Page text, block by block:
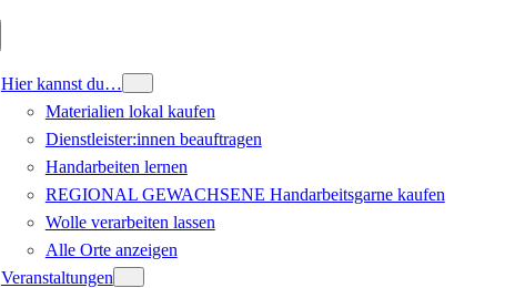
Hier kannst du…
Materialien lokal kaufen
Dienstleister:innen beauftragen
Handarbeiten lernen
REGIONAL GEWACHSENE Handarbeitsgarne kaufen
Wolle verarbeiten lassen
Alle Orte anzeigen
Veranstaltungen